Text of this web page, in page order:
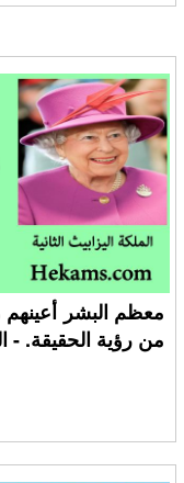
معظم البشر أعينهم
من رؤية الحقيقة. -